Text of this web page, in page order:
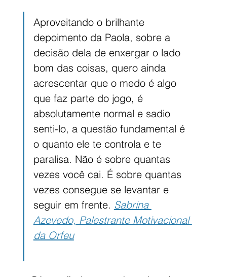
Aproveitando o brilhante
depoimento da Paola, sobre a
decisão dela de enxergar o lado
bom das coisas, quero ainda
acrescentar que o medo é algo
que faz parte do jogo, é
absolutamente normal e sadio
senti-lo, a questão fundamental é
o quanto ele te controla e te
paralisa. Não é sobre quantas
vezes você cai. É sobre quantas
vezes consegue se levantar e
seguir em frente. Sabrina
Azevedo, Palestrante Motivacional
da Orfeu